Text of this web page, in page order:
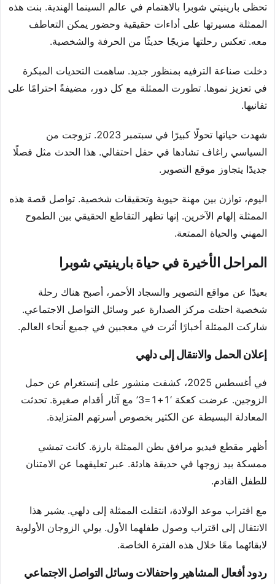
تحظى بارينيتي شوبرا بالاهتمام في عالم السينما الهندية. بنت هذه
الممثلة مسيرتها على أداءات حقيقية وحضور يمكن التعاطف
معه. تعكس رحلتها مزيجًا حديثًا من الحرفة والشخصية.
دخلت صناعة الترفيه بمنظور جديد. ساهمت التحديات المبكرة
في تعزيز نموها. تطورت الممثلة مع كل دور، مضيفةً احترامًا على
تفانيها.
شهدت حياتها تحولًا كبيرًا في سبتمبر 2023. تزوجت من
السياسي راغاف تشادها في حفل احتفالي. هذا الحدث مثل فصلًا
جديدًا يتجاوز موقع التصوير.
اليوم، توازن بين مهنة حيوية وتحقيقات شخصية. تواصل قصة هذه
الممثلة إلهام الآخرين. إنها تظهر التقاطع الحقيقي بين الطموح
المهني والحياة الممتعة.
المراحل الأخيرة في حياة بارينيتي شوبرا
بعيدًا عن مواقع التصوير والسجاد الأحمر، أصبح هناك رحلة
شخصية احتلت مركز الصدارة عبر وسائل التواصل الاجتماعي.
شاركت الممثلة أخبارًا أثرت في معجبين في جميع أنحاء العالم.
إعلان الحمل والانتقال إلى دلهي
في أغسطس 2025، كشفت منشور على إنستغرام عن حمل
الزوجين. عرضت كعكة ‘1+1=3’ مع آثار أقدام صغيرة. تحدثت
المعادلة البسيطة عن الكثير بخصوص أسرتهم المتزايدة.
أظهر مقطع فيديو مرافق بطن الممثلة بارزة. كانت تمشي
ممسكة بيد زوجها في حديقة هادئة. عبر تعليقهما عن الامتنان
للطفل القادم.
مع اقتراب موعد الولادة، انتقلت الممثلة إلى دلهي. يشير هذا
الانتقال إلى اقتراب وصول طفلهما الأول. يولي الزوجان الأولوية
لابقائهما معًا خلال هذه الفترة الخاصة.
ردود أفعال المشاهير واحتفالات وسائل التواصل الاجتماعي